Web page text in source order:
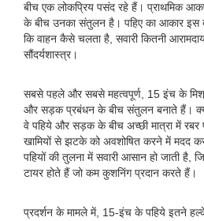
बीच एक लोकप्रिय पसंद रहे हैं। प्राथमिक
के बीच उनका संतुलन है। पहिए का आकार इस
कि वाहन कैसे चलता है, सवारी कितनी
सौंदर्यशास्त्र।
सबसे पहले और सबसे महत्वपूर्ण, 15 इंच के
और सड़क प्रबंधन के बीच संतुलन बनाते हैं।
वे पहिये और सड़क के बीच अच्छी मात्रा में
खामियों से झटके को अवशोषित करने में मदद
पहियों की तुलना में सवारी आसान हो जाती है,
टायर होते हैं जो कम कुशनिंग प्रदान करते हैं।
प्रदर्शन के मामले में, 15-इंच के पहिये इतने